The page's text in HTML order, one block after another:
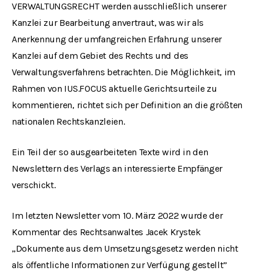
VERWALTUNGSRECHT werden ausschließlich unserer
Kanzlei zur Bearbeitung anvertraut, was wir als
Anerkennung der umfangreichen Erfahrung unserer
Kanzlei auf dem Gebiet des Rechts und des
Verwaltungsverfahrens betrachten. Die Möglichkeit, im
Rahmen von IUS.FOCUS aktuelle Gerichtsurteile zu
kommentieren, richtet sich per Definition an die größten
nationalen Rechtskanzleien.
Ein Teil der so ausgearbeiteten Texte wird in den
Newslettern des Verlags an interessierte Empfänger
verschickt.
Im letzten Newsletter vom 10. März 2022 wurde der
Kommentar des Rechtsanwaltes Jacek Krystek
„Dokumente aus dem Umsetzungsgesetz werden nicht
als öffentliche Informationen zur Verfügung gestellt”